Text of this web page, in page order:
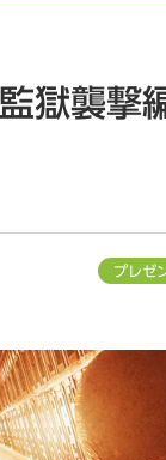
獄襲撃
プレゼ